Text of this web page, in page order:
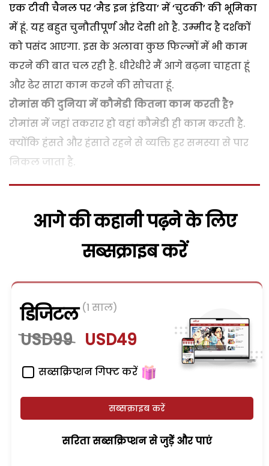
एक टीवी चैनल पर ‘मैड इन इंडिया’ में ‘चुटकी’ की भूमिका
में हूं. यह बहुत चुनौतीपूर्ण और देसी शो है. उम्मीद है दर्शकों
को पसंद आएगा. इस के अलावा कुछ फिल्मों में भी काम
करने की बात चल रही है. धीरेधीरे मैं आगे बढ़ना चाहता हूं
और ढेर सारा काम करने की सोचता हूं.
रोमांस की दुनिया में कौमेडी कितना काम करती है?
रोमांस में जहां तकरार हो वहां कौमेडी ही काम करती है.
क्योंकि हंसते और हंसाते रहने से व्यक्ति हर समस्या से पार
निकल जाता है.
आगे की कहानी पढ़ने के लिए
सब्सक्राइब करें
डिजिटल (1 साल)
USD99 USD49
सब्सक्रिप्शन गिफ्ट करें
सब्सक्राइब करें
सरिता सब्सक्रिप्शन से जुड़ेें और पाएं